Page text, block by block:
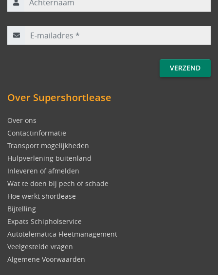
Over Supershortlease
Over ons
Contactinformatie
Transport mogelijkheden
Hulpverlening buitenland
Inleveren of afmelden
Wat te doen bij pech of schade
Hoe werkt shortlease
Bijtelling
Expats Schipholservice
Autotelematica Fleetmanagement
Veelgestelde vragen
Algemene Voorwaarden